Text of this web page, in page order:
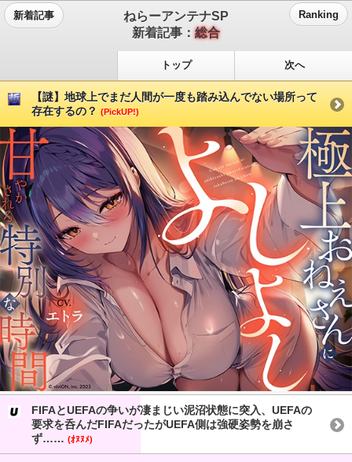
新着記事
ねらーアンテナSP
新着記事：総合
Ranking
トップ 次へ
【謎】地球上でまだ人間が一度も踏み込んでない場所って
存在するの？ (PickUP!)
FIFAとUEFAの争いが凄まじい泥沼状態に突入、UEFAの
要求を呑んだFIFAだったがUEFA側は強硬姿勢を崩さ
ず…… (ｵﾇﾇﾒ)